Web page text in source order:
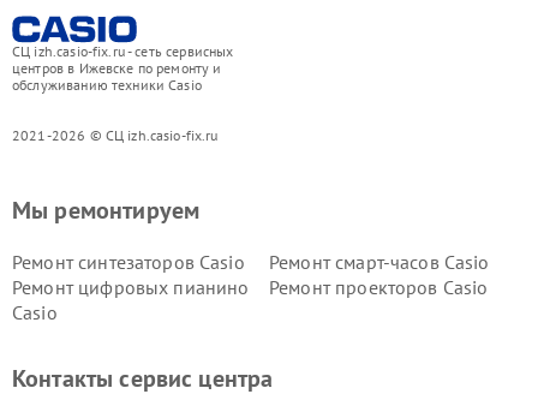
СЦ izh.casio-fix.ru - сеть сервисных
центров в Ижевске по ремонту и
обслуживанию техники Casio
2021-2026 © СЦ izh.casio-fix.ru
Мы ремонтируем
Ремонт синтезаторов Casio
Ремонт смарт-часов Casio
Ремонт цифровых пианино
Casio
Ремонт проекторов Casio
Контакты сервис центра